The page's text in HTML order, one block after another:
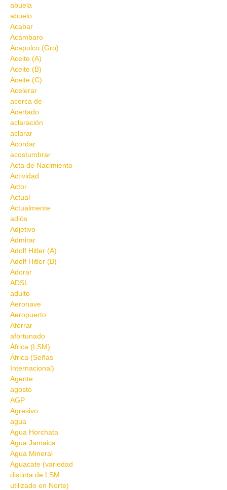
abuela
abuelo
Acabar
Acámbaro
Acapulco (Gro)
Aceite (A)
Aceite (B)
Aceite (C)
Acelerar
acerca de
Acertado
aclaración
aclarar
Acordar
acostumbrar
Acta de Nacimiento
Actividad
Actor
Actual
Actualmente
adiós
Adjetivo
Admirar
Adolf Hitler (A)
Adolf Hitler (B)
Adorar
ADSL
adulto
Aeronave
Aeropuerto
Aferrar
afortunado
África (LSM)
África (Señas
Internacional)
Agente
agosto
AGP
Agresivo
agua
Agua Horchata
Agua Jamaica
Agua Mineral
Aguacate (variedad
distinta de LSM
utilizado en Norte)